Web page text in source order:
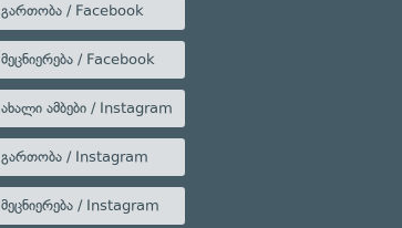
გართობა / Facebook
მეცნიერება / Facebook
ახალი ამბები / Instagram
გართობა / Instagram
მეცნიერება / Instagram